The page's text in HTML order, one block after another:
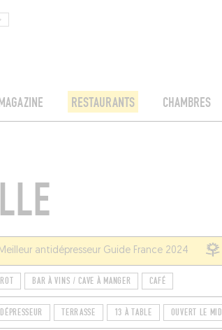
RESTAURANTS CHAMBRES
antidépresseur Guide France 2024
BAR À VINS / CAVE À MANGER CAFÉ
TERRASSE 13 À TABLE OUVERT LE MIDI